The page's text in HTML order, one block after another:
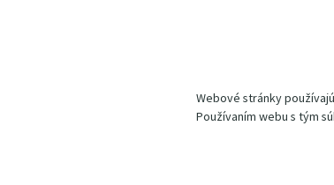
Webové stránky
Používaním webu s tým